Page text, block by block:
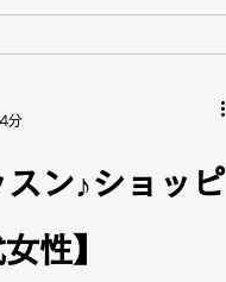
ト
諾あ
そうです。 診断結
イルアップします！ 1st
こなかった理由がわかっ
ン♪ショッピ
性】
分